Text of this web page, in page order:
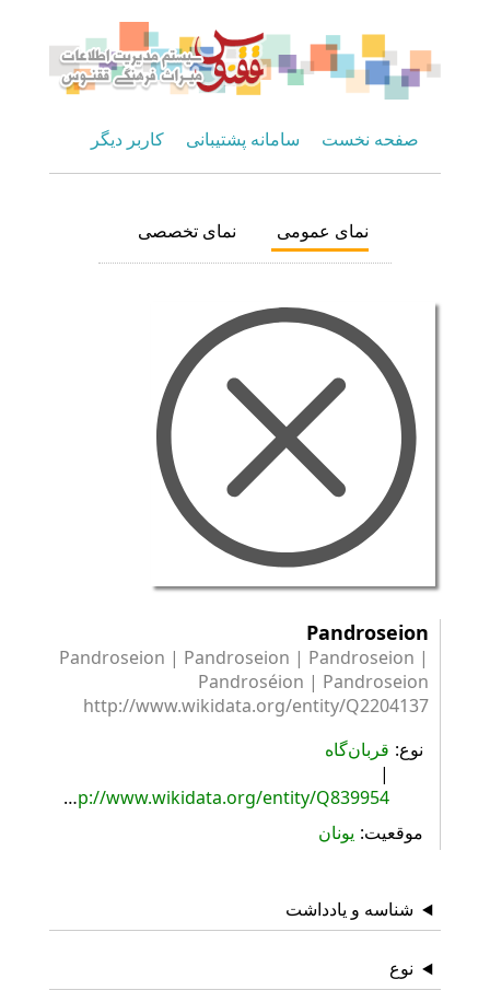
صفحه نخست سامانه پشتیبانی کاربر دیگر
نمای عمومی نمای تخصصی
Pandroseion
Pandroseion | Pandroseion | Pandroseion |
Pandroséion | Pandroseion
http://www.wikidata.org/entity/Q2204137
نوع قربان‌گاه
http://www.wikidata.org/entity/Q839954
موقعیت یونان
شناسه و یادداشت
نوع